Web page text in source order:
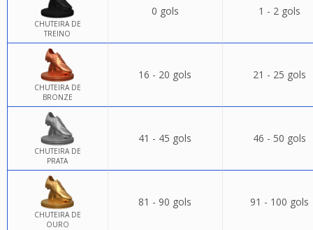
CHUTEIRA DE
TREINO
0 gols 1 - 2 gols
CHUTEIRA DE
BRONZE
16 - 20 gols 21 - 25 gols
CHUTEIRA DE
PRATA
41 - 45 gols 46 - 50 gols
CHUTEIRA DE
OURO
81 - 90 gols 91 - 100 gols